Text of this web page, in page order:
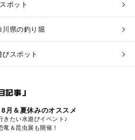
ポット
県の釣り堀
スポット
記事」
8月＆夏休みのオススメ
きたい水遊びイベント♪
竜＆昆虫展も開催！